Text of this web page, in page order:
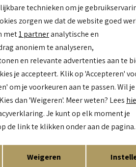
Marketing cookies
Opslaan
technieken om je
zorgen we dat de website goed
met1 partneranalytische en
anoniem te analyseren,
en relevante advertenties aan te
je accepteert. Klik op 'Accepteren'
om je voorkeuren aan te passen. Wil je
dan 'Weigeren'. Meer weten? Lees
Je kunt op elk moment je
de link te klikken onder aan de pagina.
Weigeren